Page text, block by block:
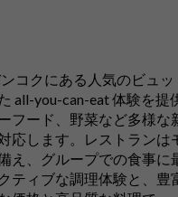
コクにある人気のビュッ
all-you-can-eat 体験を提
フード、野菜など多様な
応します。レストランは
え、グループでの食事に
ティブな調理体験と、豊